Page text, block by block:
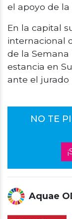
el apoyo de
En la capital
internacional
de la Semana
estancia en
ante el jurado
NO TE
Aquae